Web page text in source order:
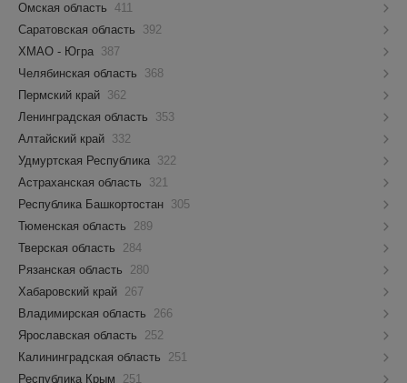
Омская область 411
Саратовская область
392
ХМАО - Югра 387
Челябинская область
368
Пермский край 362
Ленинградская область
353
Алтайский край 332
Удмуртская Республика 322
Астраханская область
321
Республика Башкортостан 305
Тюменская область
289
Тверская область
284
Рязанская область
280
Хабаровский край 267
Владимирская область
266
Ярославская область
252
Калининградская область
251
Республика Крым
251